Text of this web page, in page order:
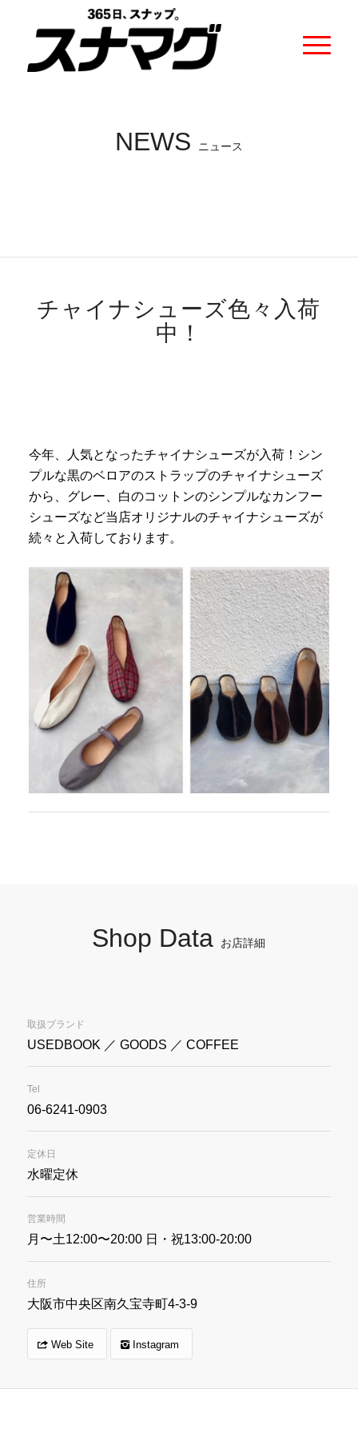
NEWS ニュース
チャイナシューズ色々入荷
中！
今年、人気となったチャイナシューズが入荷！シン
プルな黒のベロアのストラップのチャイナシューズ
から、グレー、白のコットンのシンプルなカンフー
シューズなど当店オリジナルのチャイナシューズが
続々と入荷しております。
Shop Data お店詳細
取扱ブランド
USEDBOOK ／ GOODS ／ COFFEE
Tel
06-6241-0903
定休日
水曜定休
営業時間
月〜土12:00〜20:00 日・祝13:00-20:00
住所
大阪市中央区南久宝寺町4-3-9
Web Site Instagram